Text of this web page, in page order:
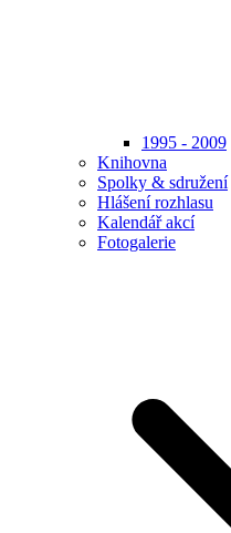
1995 - 2009
Knihovna
Spolky & sdružení
Hlášení rozhlasu
Kalendář akcí
Fotogalerie